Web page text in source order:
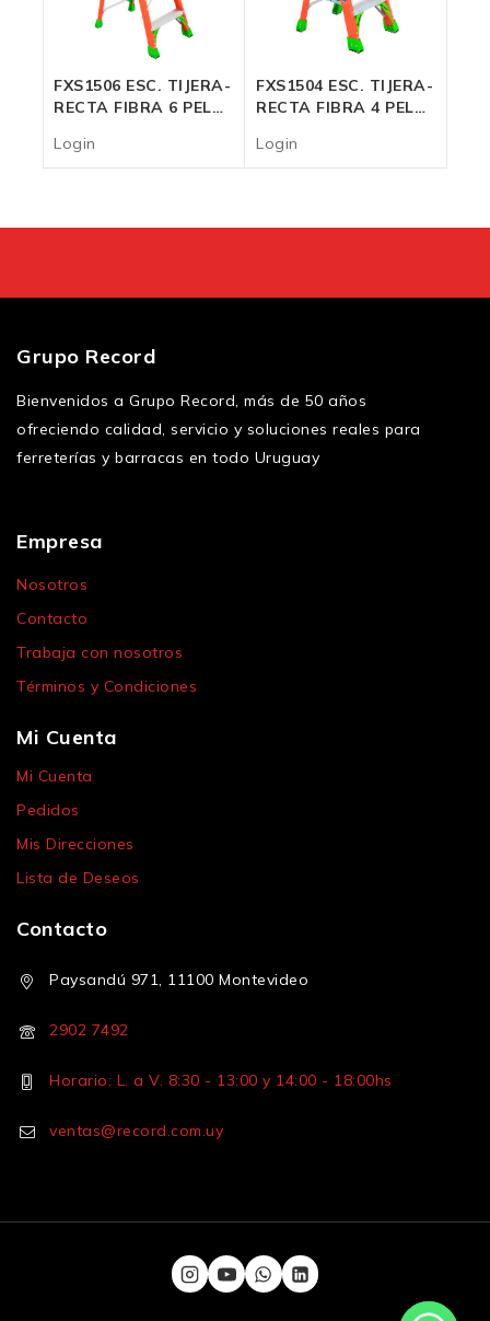
FXS1506 ESC. TIJERA-
RECTA FIBRA 6 PELD.
Login
FXS1504 ESC. TIJERA-
RECTA FIBRA 4 PELD.
Login
Grupo Record
Bienvenidos a Grupo Record, más de 50 años
ofreciendo calidad, servicio y soluciones reales para
ferreterías y barracas en todo Uruguay
Empresa
Nosotros
Contacto
Trabaja con nosotros
Términos y Condiciones
Mi Cuenta
Mi Cuenta
Pedidos
Mis Direcciones
Lista de Deseos
Contacto
Paysandú 971, 11100 Montevideo
2902 7492
Horario: L. a V. 8:30 - 13:00 y 14:00 - 18:00hs
ventas@record.com.uy